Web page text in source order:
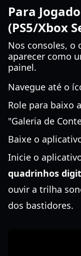
Para
(PS5/Xbox
Nos consoles, o
aparecer como
painel.
Navegue até o
Role para baixo
"Galeria de
Baixe o
Inicie o
quadrinhos
ouvir a trilha
dos bastidores.